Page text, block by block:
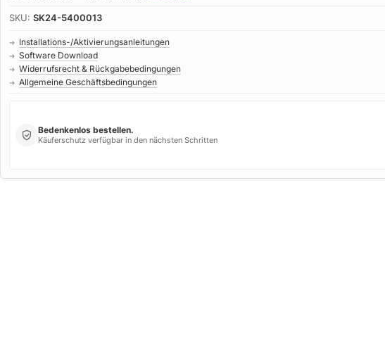
SKU: SK24-5400013
➜ Installations-/Aktivierungsanleitungen
➜ Software Download
➜ Widerrufsrecht & Rückgabebedingungen
➜ Allgemeine Geschäftsbedingungen
Bedenkenlos bestellen.
Käuferschutz verfügbar in den nächsten Schritten